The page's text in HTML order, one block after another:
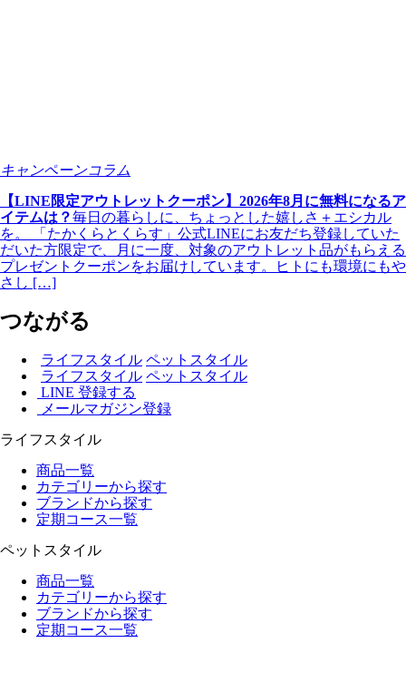
キャンペーンコラム
【LINE限定アウトレットクーポン】2026年8月に無料になるア
イテムは？毎日の暮らしに、ちょっとした嬉しさ＋エシカル
を。 「たかくらとくらす」公式LINEにお友だち登録していた
だいた方限定で、月に一度、対象のアウトレット品がもらえる
プレゼントクーポンをお届けしています。ヒトにも環境にもや
さし […]
つながる
ライフスタイル ペットスタイル
ライフスタイル ペットスタイル
LINE 登録する
メールマガジン登録
ライフスタイル
商品一覧
カテゴリーから探す
ブランドから探す
定期コース一覧
ペットスタイル
商品一覧
カテゴリーから探す
ブランドから探す
定期コース一覧